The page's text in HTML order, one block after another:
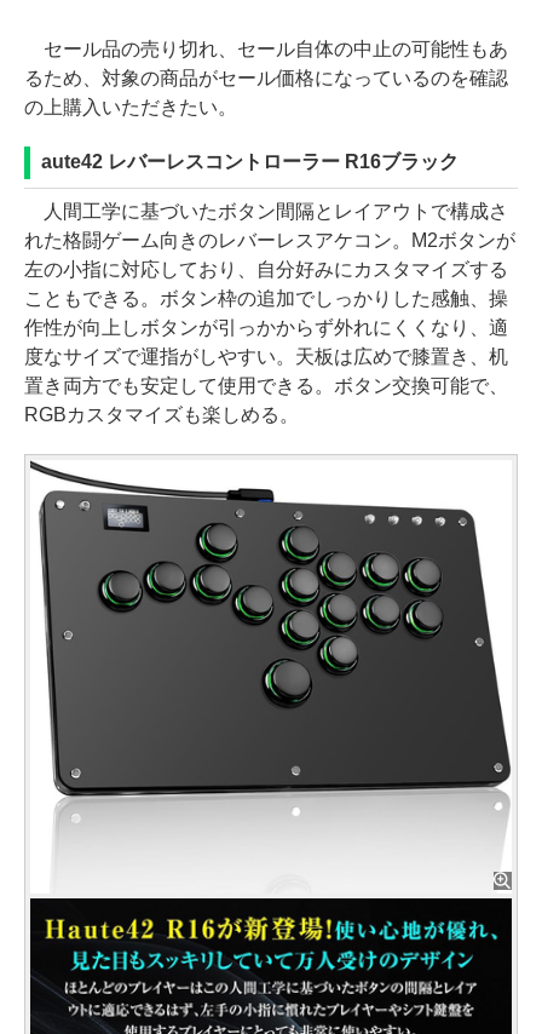
セール品の売り切れ、セール自体の中止の可能性もあ
るため、対象の商品がセール価格になっているのを確認
の上購入いただきたい。
aute42 レバーレスコントローラー R16ブラック
人間工学に基づいたボタン間隔とレイアウトで構成さ
れた格闘ゲーム向きのレバーレスアケコン。M2ボタンが
左の小指に対応しており、自分好みにカスタマイズする
こともできる。ボタン枠の追加でしっかりした感触、操
作性が向上しボタンが引っかからず外れにくくなり、適
度なサイズで運指がしやすい。天板は広めで膝置き、机
置き両方でも安定して使用できる。ボタン交換可能で、
RGBカスタマイズも楽しめる。